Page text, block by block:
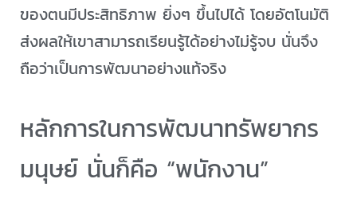
ของตนมีประสิทธิภาพ ยิ่งๆ ขึ้นไปได้ โดยอัตโนมัติ
ส่งผลให้เขาสามารถเรียนรู้ได้อย่างไม่รู้จบ นั่นจึง
ถือว่าเป็นการพัฒนาอย่างแท้จริง
หลักการในการพัฒนาทรัพยากร
มนุษย์ นั่นก็คือ “พนักงาน”